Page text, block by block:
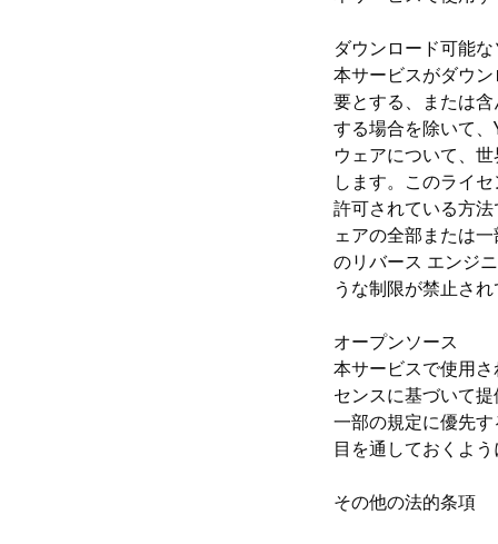
ダウンロード可能
本サービスがダウ
要とする、または
する場合を除いて、
ウェアについて、
します。このライ
許可されている方
ェアの全部または
のリバース エンジ
うな制限が禁止さ
オープンソース
本サービスで使用
センスに基づいて
一部の規定に優先
目を通しておくよ
その他の法的条項